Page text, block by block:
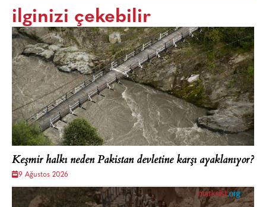
ilginizi çekebilir
Keşmir halkı neden Pakistan devletine karşı ayaklanıyor?
9 Ağustos 2026